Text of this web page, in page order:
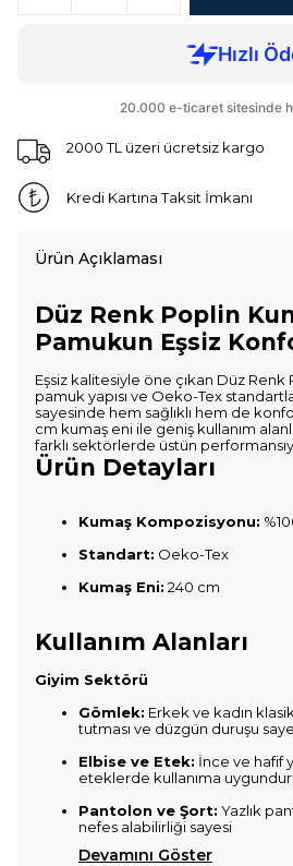
2000 TL üzeri ücretsiz kargo
Kredi Kartına Taksit İmkanı
Ürün Açıklaması
Düz Renk Poplin
Pamukun Eşsiz
Eşsiz kalitesiyle öne çıkan Düz Renk
pamuk yapısı ve Oeko-Tex
sayesinde hem sağlıklı hem de
cm kumaş eni ile geniş kullanım
farklı sektörlerde üstün
Ürün Detayları
Kumaş Kompozisyonu:
Standart: Oeko-Tex
Kumaş Eni: 240 cm
Kullanım Alanları
Giyim Sektörü
Gömlek: Erkek ve kadın
tutması ve düzgün duruşu
Elbise ve Etek: İnce ve hafif
eteklerde kullanıma uygundur.
Pantolon ve Şort: Yazlık
nefes alabilirliği sayesi
Devamını Göster